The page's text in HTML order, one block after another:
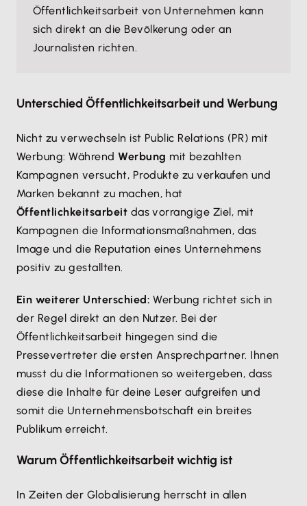
Öffentlichkeitsarbeit von Unternehmen kann
sich direkt an die Bevölkerung oder an
Journalisten richten.
Unterschied Öffentlichkeitsarbeit und Werbung
Nicht zu verwechseln ist Public Relations (PR) mit
Werbung: WährendWerbung mit bezahlten
Kampagnen versucht, Produkte zu verkaufen und
Marken bekannt zu machen, hat
Öffentlichkeitsarbeit das vorrangige Ziel, mit
Kampagnen die Informationsmaßnahmen, das
Image und die Reputation eines Unternehmens
positiv zu gestallten.
Ein weiterer Unterschied: Werbung richtet sich in
der Regel direkt an den Nutzer. Bei der
Öffentlichkeitsarbeit hingegen sind die
Pressevertreter die ersten Ansprechpartner. Ihnen
musst du die Informationen so weitergeben, dass
diese die Inhalte für deine Leser aufgreifen und
somit die Unternehmensbotschaft ein breites
Publikum erreicht.
Warum Öffentlichkeitsarbeit wichtig ist
In Zeiten der Globalisierung herrscht in allen